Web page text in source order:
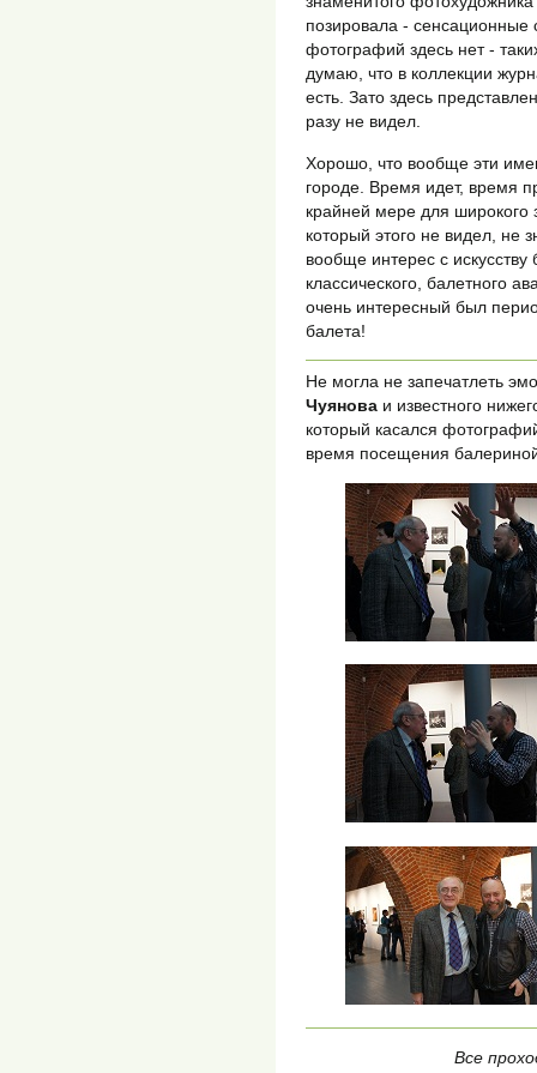
позировала -
фотографий здесь нет -
думаю, что в коллекции
есть. Зато здесь
разу не видел.
Хорошо, что вообще эти
городе. Время идет, время
крайней мере для широкого
который этого не видел, не
вообще интерес с
классического, балетного
очень интересный был
балета!
Не могла не запечатлеть
Чуянова и известного
который касался
время посещения
Все